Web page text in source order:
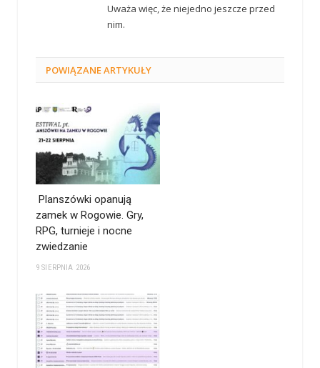
Uważa więc, że niejedno jeszcze przed
nim.
POWIĄZANEARTYKUŁY
Planszówki opanują
zamek w Rogowie. Gry,
RPG, turnieje i nocne
zwiedzanie
9 SIERPNIA 2026